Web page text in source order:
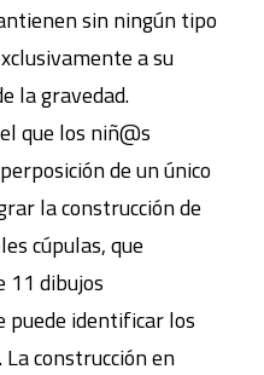
sin ningún tipo
a su
la gravedad.
que los niñ@s
de un único
la construcción de
cúpulas, que
11 dibujos
puede identificar los
construcción en